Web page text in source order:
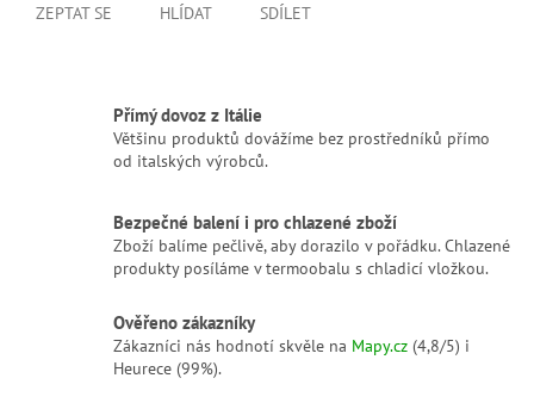
ZEPTAT SE HLÍDAT SDÍLET
Přímý dovoz z Itálie
Většinu produktů dovážíme bez prostředníků přímo
od italských výrobců.
Bezpečné balení i pro chlazené zboží
Zboží balíme pečlivě, aby dorazilo v pořádku. Chlazené
produkty posíláme v termoobalu s chladicí vložkou.
Ověřeno zákazníky
Zákazníci nás hodnotí skvěle na Mapy.cz (4,8/5) i
Heurece (99%).